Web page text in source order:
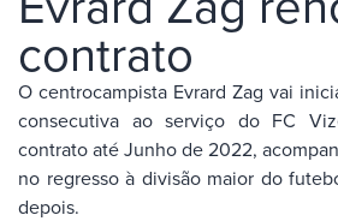
contrato
O centrocampista Evrard Zag vai
consecutiva ao serviço do FC
contrato até Junho de 2022,
no regresso à divisão maior do
depois.